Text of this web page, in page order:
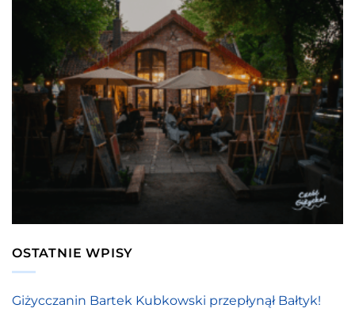
OSTATNIE WPISY
Giżycczanin Bartek Kubkowski przepłynął Bałtyk!